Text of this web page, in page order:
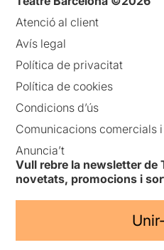
Atenció al client
Avís legal
Política de privacitat
Política de cookies
Condicions d’ús
Comunicacions comercials
Anuncia’t
Vull rebre la newsletter de
novetats, promocions i